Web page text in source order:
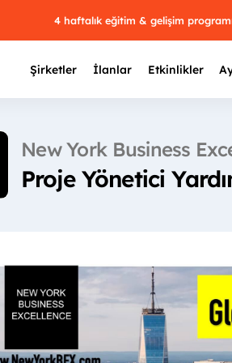
4 haftalık eğitim & gelişim
Şirketler İlanlar Etkinlikler
New York Business
Proje Yönetici